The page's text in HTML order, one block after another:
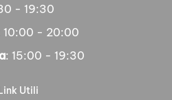
- 19:30
10:00 - 20:00
: 15:00 - 19:30
Utili